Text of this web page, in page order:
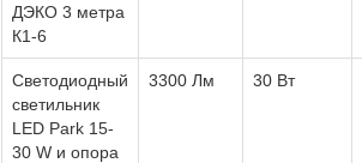
ДЭКО 3 метра
К1-6
Светодиодный
светильник
LED Park 15-
30 W и опора
3300 Лм 30 Вт